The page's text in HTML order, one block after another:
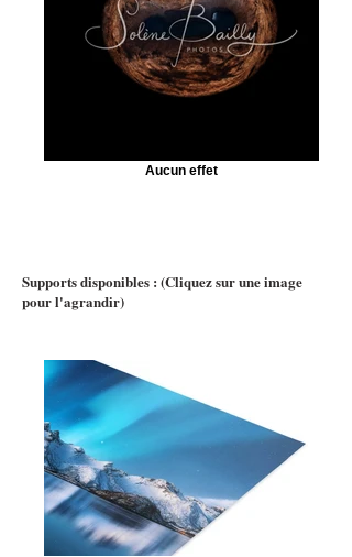
Aucun effet
Supports disponibles : (Cliquez sur une image
pour l'agrandir)